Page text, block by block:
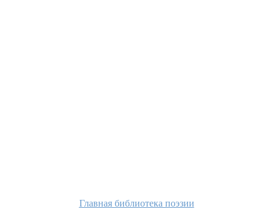
Главная библиотека поэзии